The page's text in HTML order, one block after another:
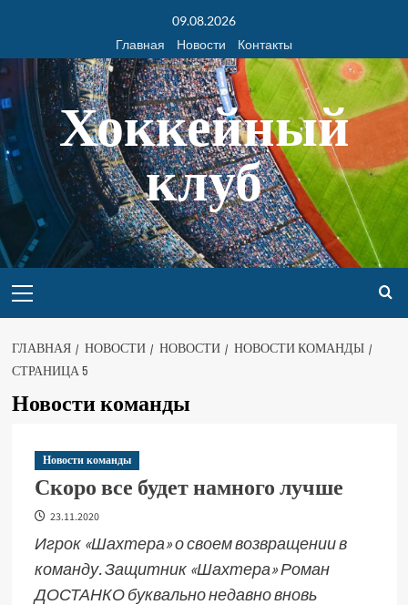
09.08.2026
Главная
Новости Контакты
Хоккейный
клуб
ГЛАВНАЯ НОВОСТИ НОВОСТИ
НОВОСТИ КОМАНДЫ
СТРАНИЦА 5
Новости команды
Новости команды
Скоро все будет намного лучше
23.11.2020
Игрок «Шахтера» о своем возвращении в
команду. Защитник «Шахтера» Роман
ДОСТАНКО буквально недавно вновь